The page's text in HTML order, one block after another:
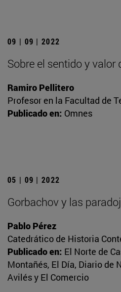
09 | 09 | 2022
Sobre el sentido y valor
Ramiro Pellitero
Profesor en la Facultad de
Publicado en: Omnes
05 | 09 | 2022
Gorbachov y las
Pablo Pérez
Catedrático de Historia
Publicado en: El Norte de
Montañés, El Día, Diario de
Avilés y El Comercio